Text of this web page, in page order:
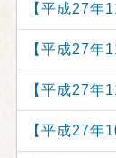
【平成27
【平成27
【平成27
【平成27